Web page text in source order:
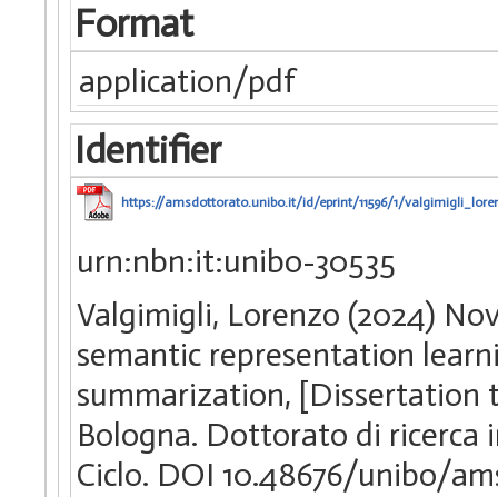
Format
application/pdf
Identifier
https://amsdottorato.unibo.it/id/eprint/11596/1/
urn:nbn:it:unibo-30535
Valgimigli, Lorenzo (2024)
semantic representation
summarization, [Dissertation
Bologna. Dottorato di ricerca
Ciclo. DOI 10.48676/unibo/